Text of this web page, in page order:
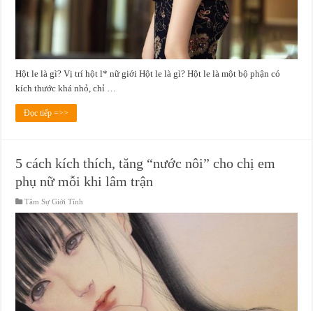
Hột le là gì? Vị trí hột l* nữ giới Hột le là gì? Hột le là một bộ phận có
kích thước khá nhỏ, chỉ …
Đọc tiếp =>>
5 cách kích thích, tăng “nước nôi” cho chị em
phụ nữ mỗi khi lâm trận
Tâm Sự Giới Tính